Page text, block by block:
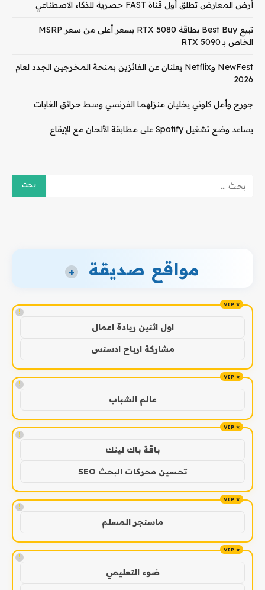
أرض المعارض تطلق أول قناة FAST حصرية للذكاء الاصطناعي
تبيع Best Buy بطاقة RTX 5080 بسعر أعلى من سعر MSRP
الخاص بـ RTX 5090
NewFest وNetflix يعلنان عن الفائزين بمنحة المخرجين الجدد لعام
2026
جورج وأمل كلوني يخليان منزلهما الفرنسي وسط حرائق الغابات
يساعد وضع تشغيل Spotify على مطابقة الألحان مع الإيقاع
مواقع صديقة +
!
اول اثنين ريادة اعمال
مشاركة ارباح ادسنس
!
عالم الشباب
!
باقة باك لينك
تحسين محركات البحث SEO
!
ماسنجر المسلم
!
ضوء التعليمي